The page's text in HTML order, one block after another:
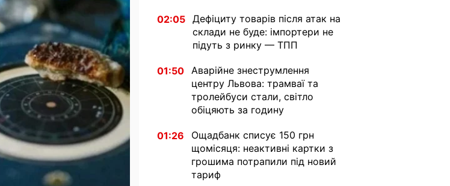
02:05 Дефіциту товарів після атак на
склади не буде: імпортери не
підуть з ринку — ТПП
01:50 Аварійне знеструмлення
центру Львова: трамваї та
тролейбуси стали, світло
обіцяють за годину
01:26
Ощадбанк списує 150 грн
щомісяця: неактивні картки з
грошима потрапили під новий
тариф